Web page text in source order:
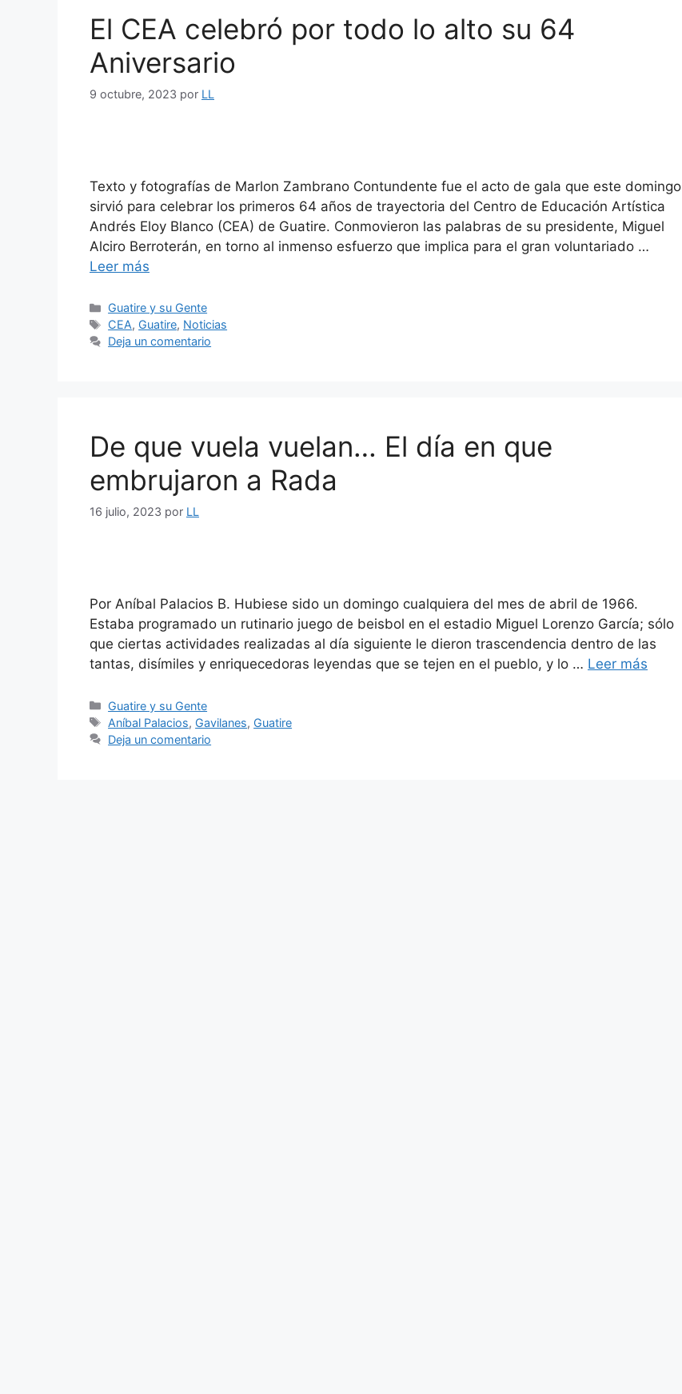
El CEA celebró por todo lo alto su 64
Aniversario
9 octubre, 2023 por LL
Texto y fotografías de Marlon Zambrano Contundente fue el acto de gala que este domingo
sirvió para celebrar los primeros 64 años de trayectoria del Centro de Educación Artística
Andrés Eloy Blanco (CEA) de Guatire. Conmovieron las palabras de su presidente, Miguel
Alciro Berroterán, en torno al inmenso esfuerzo que implica para el gran voluntariado …
Leer más
Guatire y su Gente
CEA, Guatire, Noticias
Deja un comentario
De que vuela vuelan… El día en que
embrujaron a Rada
16 julio, 2023 por LL
Por Aníbal Palacios B. Hubiese sido un domingo cualquiera del mes de abril de 1966.
Estaba programado un rutinario juego de beisbol en el estadio Miguel Lorenzo García; sólo
que ciertas actividades realizadas al día siguiente le dieron trascendencia dentro de las
tantas, disímiles y enriquecedoras leyendas que se tejen en el pueblo, y lo … Leer más
Guatire y su Gente
Aníbal Palacios, Gavilanes, Guatire
Deja un comentario